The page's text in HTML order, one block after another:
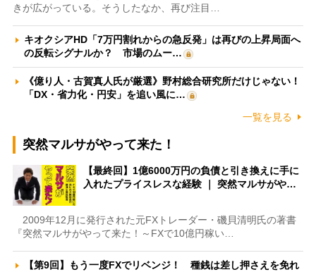
きが広がっている。そうしたなか、再び注目…
キオクシアHD「7万円割れからの急反発」は再びの上昇局面へ
の反転シグナルか？ 市場のムー…
《億り人・古賀真人氏が厳選》野村総合研究所だけじゃない！
「DX・省力化・円安」を追い風に…
一覧を見る
突然マルサがやって来た！
【最終回】1億6000万円の負債と引き換えに手に
入れたプライスレスな経験 ｜ 突然マルサがや…
2009年12月に発行された元FXトレーダー・磯貝清明氏の著書
『突然マルサがやって来た！～FXで10億円稼い…
【第9回】もう一度FXでリベンジ！ 種銭は差し押さえを免れ